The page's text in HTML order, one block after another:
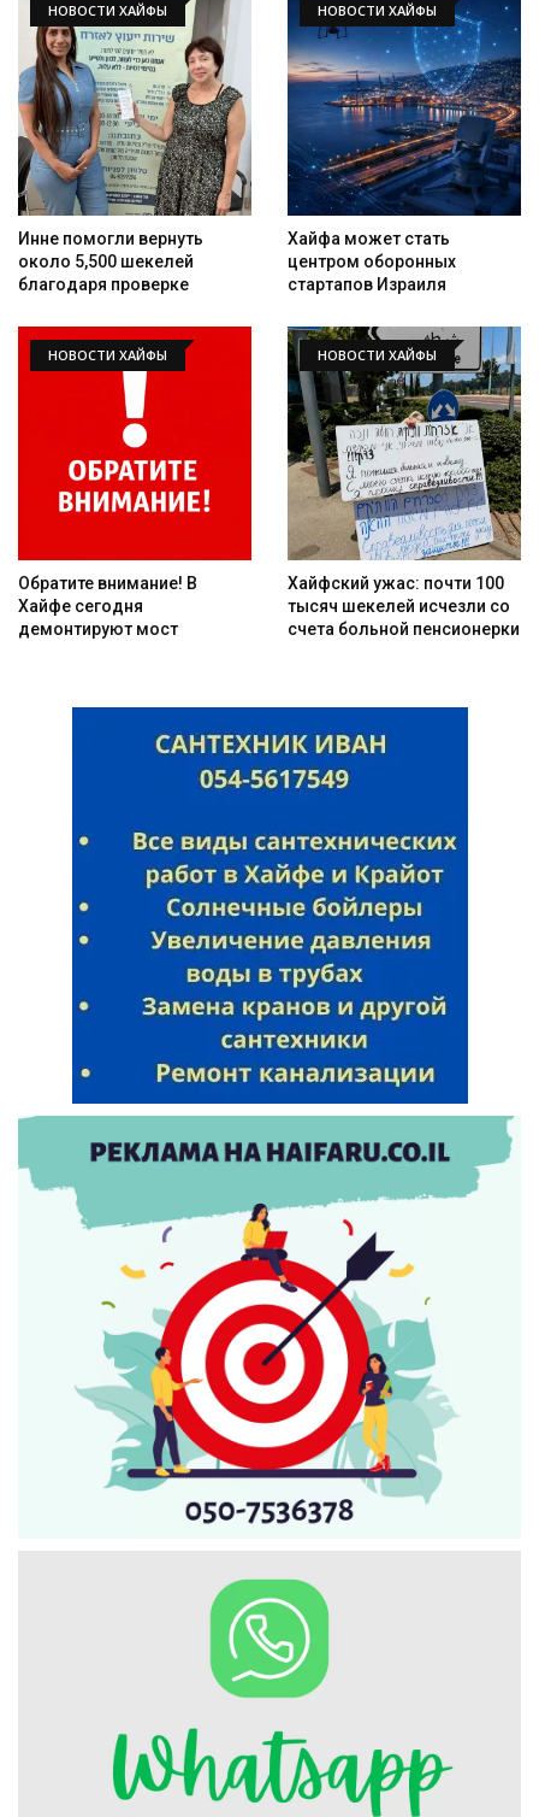
Искать
НОВОСТИ ХАЙФЫ
Инне помогли вернуть
около 5,500 шекелей
благодаря проверке
НОВОСТИ ХАЙФЫ
Хайфа может стать
центром оборонных
стартапов Израиля
НОВОСТИ ХАЙФЫ
Обратите внимание! В
Хайфе сегодня
демонтируют мост
НОВОСТИ ХАЙФЫ
Хайфский ужас: почти 100
тысяч шекелей исчезли со
счета больной пенсионерки